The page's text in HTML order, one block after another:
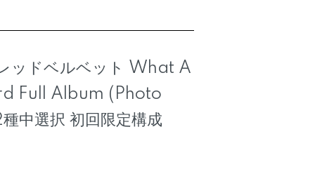
ッドベルベット What A
Full Album (Photo
中選択 初回限定構成